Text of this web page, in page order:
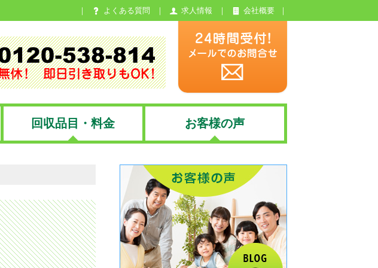
よくある質問 求人情報 会社概要
回収品目・料金 お客様の声